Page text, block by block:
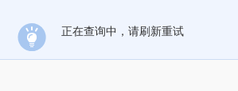
正在查询中，请刷新重试